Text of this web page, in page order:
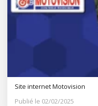
Site internet Motovision
Publié le 02/02/2025